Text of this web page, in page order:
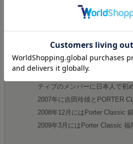
1947年、東京生まれ。
長年、吉田カバンの企画で数々
1981年にはニューヨーク・デザ
ティブのメンバーに日本人で初
2007年に吉田玲雄とPORTER
2008年12月にはPorter Classic
2009年3月にはPorter Classic 福